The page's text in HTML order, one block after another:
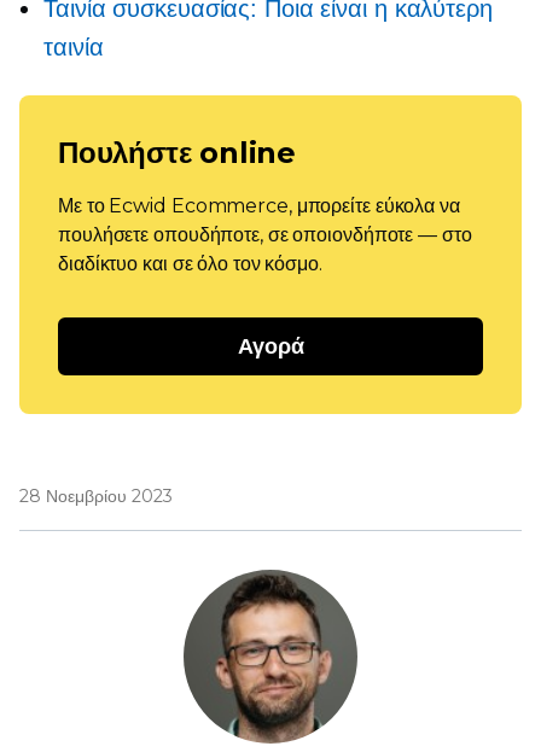
Ταινία συσκευασίας: Ποια είναι η καλύτερη
ταινία
Πουλήστε online
Με το Ecwid Ecommerce, μπορείτε εύκολα να
πουλήσετε οπουδήποτε, σε οποιονδήποτε — στο
διαδίκτυο και σε όλο τον κόσμο.
Αγορά
28 Νοεμβρίου 2023